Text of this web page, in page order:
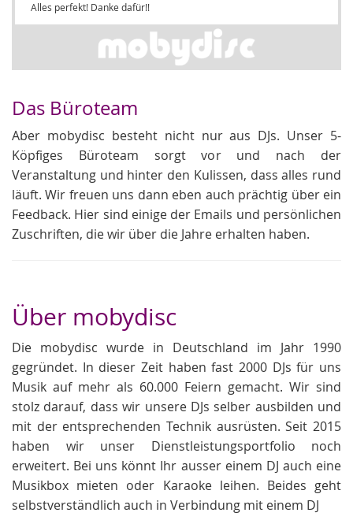
Alles perfekt! Danke dafür!!
Das Büroteam
Aber mobydisc besteht nicht nur aus DJs. Unser 5-
Köpfiges Büroteam sorgt vor und nach der
Veranstaltung und hinter den Kulissen, dass alles rund
läuft. Wir freuen uns dann eben auch prächtig über ein
Feedback. Hier sind einige der Emails und persönlichen
Zuschriften, die wir über die Jahre erhalten haben.
Über mobydisc
Die mobydisc wurde in Deutschland im Jahr 1990
gegründet. In dieser Zeit haben fast 2000 DJs für uns
Musik auf mehr als 60.000 Feiern gemacht. Wir sind
stolz darauf, dass wir unsere DJs selber ausbilden und
mit der entsprechenden Technik ausrüsten. Seit 2015
haben wir unser Dienstleistungsportfolio noch
erweitert. Bei uns könnt Ihr ausser einem DJ auch eine
Musikbox mieten oder Karaoke leihen. Beides geht
selbstverständlich auch in Verbindung mit einem DJ